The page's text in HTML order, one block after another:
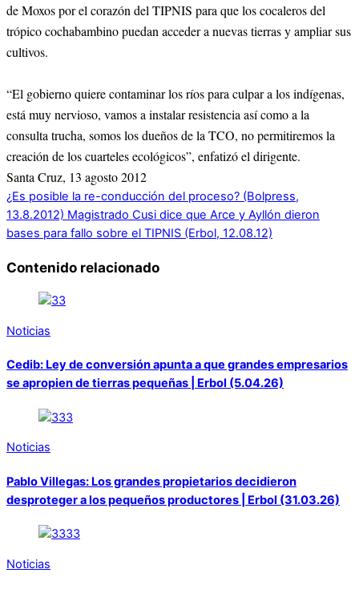
de Moxos por el corazón del TIPNIS para que los cocaleros del
trópico cochabambino puedan acceder a nuevas tierras y ampliar sus
cultivos.
“El gobierno quiere contaminar los ríos para culpar a los indígenas,
está muy nervioso, vamos a instalar resistencia así como a la
consulta trucha, somos los dueños de la TCO, no permitiremos la
creación de los cuarteles ecológicos”, enfatizó el dirigente.
Santa Cruz, 13 agosto 2012
¿Es posible la re-conducción del proceso? (Bolpress,
13.8.2012) Magistrado Cusi dice que Arce y Ayllón dieron
bases para fallo sobre el TIPNIS (Erbol, 12.08.12)
Contenido relacionado
Noticias
Cedib: Ley de conversión apunta a que grandes empresarios
se apropien de tierras pequeñas | Erbol (5.04.26)
Noticias
Pablo Villegas: Los grandes propietarios decidieron
desproteger a los pequeños productores | Erbol (31.03.26)
Noticias